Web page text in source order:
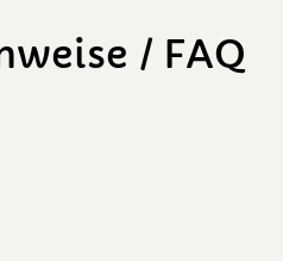
/ FAQ